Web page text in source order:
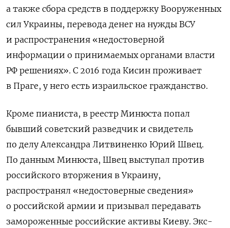
а также сбора средств в поддержку Вооруженных
сил Украины, перевода денег на нужды ВСУ
и распространения «недостоверной
информации о принимаемых органами власти
РФ решениях». С 2016 года Кисин проживает
в Праге, у него есть израильское гражданство.
Кроме пианиста, в реестр Минюста попал
бывший советский разведчик и свидетель
по делу Александра Литвиненко Юрий Швец.
По данным Минюста, Швец выступал против
российского вторжения в Украину,
распространял «недостоверные сведения»
о российской армии и призывал передавать
замороженные российские активы Киеву. Экс-